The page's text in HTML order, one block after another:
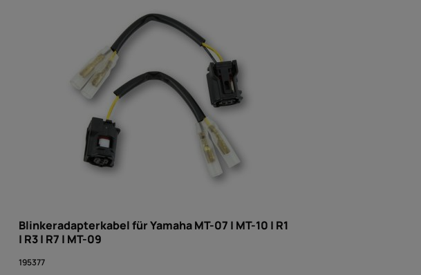
Blinkeradapterkabel für Yamaha MT-07 | MT-10 | R1
| R3 | R7 | MT-09
195377